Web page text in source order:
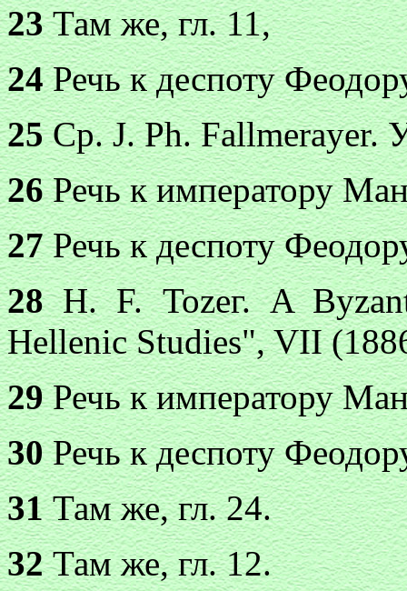
23Там же, гл. 11,
24Речь к деспоту
25Ср. J. Ph. Fallmerayer.
26Речь к императору
27Речь к деспоту
28Н. F. Тоzег. A
Hellenic Studies", VII
29Речь к императору
30Речь к деспоту
31Там же, гл. 24.
32Там же, гл. 12.